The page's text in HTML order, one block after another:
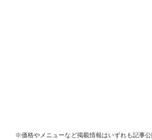
※価格やメニューなど掲載情報はいずれも記事